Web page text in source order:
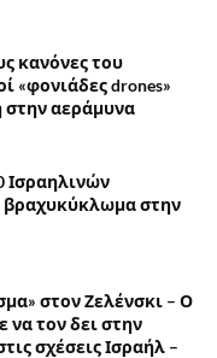
κανόνες του
«φονιάδες drones»
αεράμυνα
Ισραηλινών
βραχυκύκλωμα στην
στον Ζελένσκι – Ο
να τον δει στην
σχέσεις Ισραήλ –